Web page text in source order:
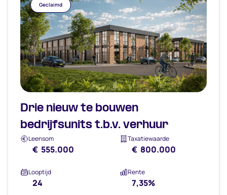
Drie nieuw te bouwen
bedrijfsunits t.b.v. verhuur
Leensom
€ 555.000
Taxatiewaarde
€ 800.000
Looptijd
24
Rente
7,35%
Geclaimd